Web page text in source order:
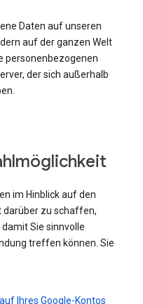
Daten auf unseren
auf der ganzen Welt
personenbezogenen
der sich außerhalb
im Hinblick auf den
darüber zu schaffen,
Sie sinnvolle
treffen können. Sie
Ihres Google-Kontos